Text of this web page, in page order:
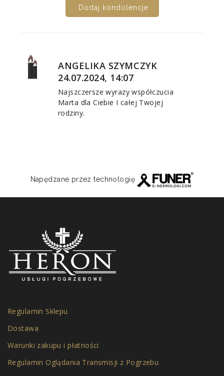
Dodaj kondolencje
ANGELIKA SZYMCZYK
24.07.2024, 14:07
Najszczersze wyrazy współczucia
Marta dla Ciebie I całej Twojej
rodziny.
Napędzane przez technologię
Regulamin Sklepu
Dostawa
Warunki zakupu i płatności
Regulamin Oglądania Transmisji z Pogrzebu